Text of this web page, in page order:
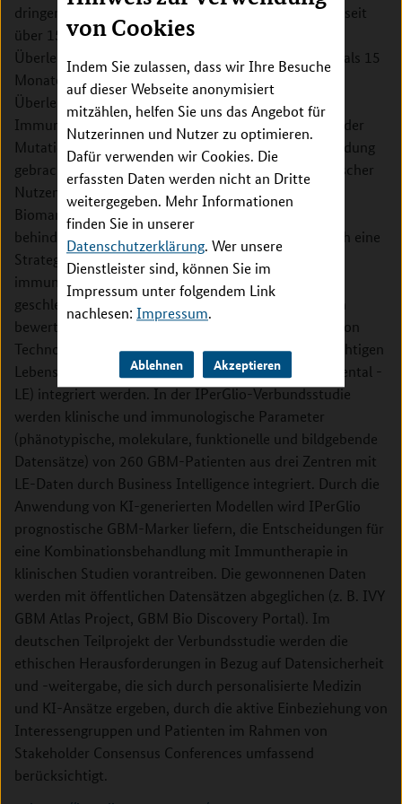
von Cookies
Indem Sie zulassen, dass wir Ihre Besuche
auf dieser Webseite anonymisiert
mitzählen, helfen Sie uns das Angebot für
Nutzerinnen und Nutzer zu optimieren.
Dafür verwenden wir Cookies. Die
erfassten Daten werden nicht an Dritte
weitergegeben. Mehr Informationen
finden Sie in unserer
Datenschutzerklärung. Wer unsere
Dienstleister sind, können Sie im
Impressum unter folgendem Link
nachlesen: Impressum.
Ablehnen Akzeptieren
dringend erforderlich. Die Standardtherapie hat sich seit
über 15 Jahren nicht verändert, der Median der
Überlebenszeit von GBM-Patienten beträgt weniger als 15
Monate. Mehrere Studien haben einen langfristigen
Überlebensvorteil bei 10-20 % der Patienten durch
Immuntherapien festgestellt, deren Ansprechen mit der
Mutationslast des Tumors und Entzündung in Verbindung
gebracht wurde. Allerdings wird ein eindeutiger klinischer
Nutzen der Immuntherapie durch das Fehlen von
Biomarkern bei dieser sehr heterogenen Krankheit
behindert. GBMs sind rezidiv und dies kann nur durch eine
Strategie begrenzt werden, die klinische und
immunologische Korrelate berücksichtigt, die unter
geschlechts- und altersspezifischen Gesichtspunkten
bewertet werden. Diese Korrelate können mit Hilfe von
Technologien der künstlichen Intelligenz (KI) mit wichtigen
Lebensstil- und Umweltfaktoren (lifestyle-environmental -
LE) integriert werden. In der IPerGlio-Verbundsstudie
werden klinische und immunologische Parameter
(phänotypische, molekulare, funktionelle und bildgebende
Datensätze) von 260 GBM-Patienten aus drei Zentren mit
LE-Daten durch Business Intelligence integriert. Durch die
Anwendung von KI-generierten Modellen wird IPerGlio
prognostische GBM-Marker liefern, die Entscheidungen für
eine Kombinationsbehandlung mit Immuntherapie in
klinischen Studien vorantreiben. Die gewonnenen Daten
werden mit öffentlichen Datensätzen abgeglichen (z. B. IVY
GBM Atlas Project, GBM Bio Discovery Portal). Im
deutschen Teilprojekt der Verbundsstudie werden die
ethischen Herausforderungen in Bezug auf Datensicherheit
und -weitergabe, die sich durch personalisierte Medizin
und KI-Ansätze ergeben, durch die aktive Einbeziehung von
Interessengruppen und Patienten im Rahmen von
Stakeholder Consensus Conferences umfassend
berücksichtigt.